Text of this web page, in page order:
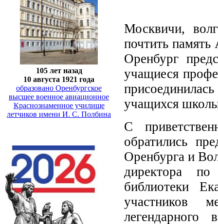
105 лет назад
10 августа 1921 года
образовано Оренбургское
высшее военное авиационное
Краснознаменное училище
летчиков имени И. С. Полбина
Москвичи,
почтить память
Оренбург
учащиеся
учащихся
С
обратились
Оренбурга и
директора
библиотеки
участников
легендарного